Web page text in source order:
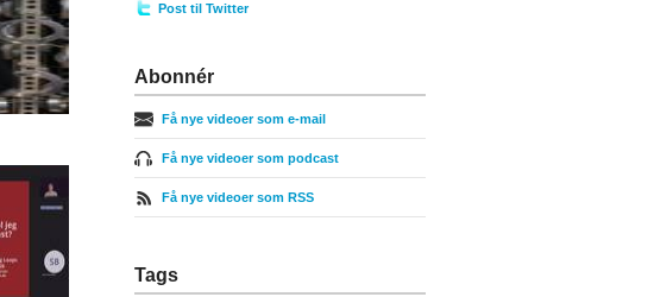
Post til Twitter
Abonnér
Få nye videoer som e-mail
Få nye videoer som podcast
Få nye videoer som RSS
Tags